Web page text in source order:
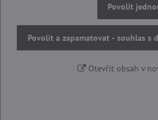
Povolit
Povolit a zapamatovat - souhlas s
Otevřít obsah v